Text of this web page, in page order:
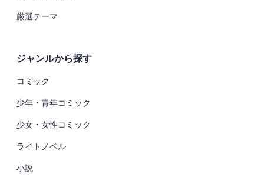
厳選テーマ
ジャンルから探す
コミック
少年・青年コミック
少女・女性コミック
ライトノベル
小説